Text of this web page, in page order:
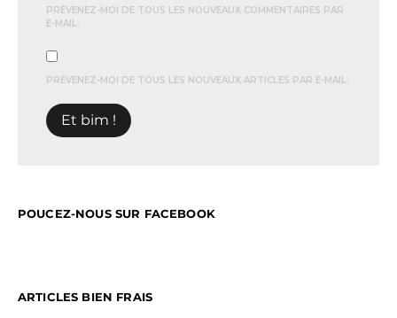
PRÉVENEZ-MOI DE TOUS LES NOUVEAUX COMMENTAIRES PAR
E-MAIL.
PRÉVENEZ-MOI DE TOUS LES NOUVEAUX ARTICLES PAR E-MAIL.
POUCEZ-NOUS SUR FACEBOOK
ARTICLES BIEN FRAIS